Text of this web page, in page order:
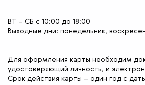
ВТ – СБ с 10:00 до 18:00
Выходные дни: понедельник,
Для оформления карты необходим
удостоверяющий личность, и
Срок действия карты – один год с